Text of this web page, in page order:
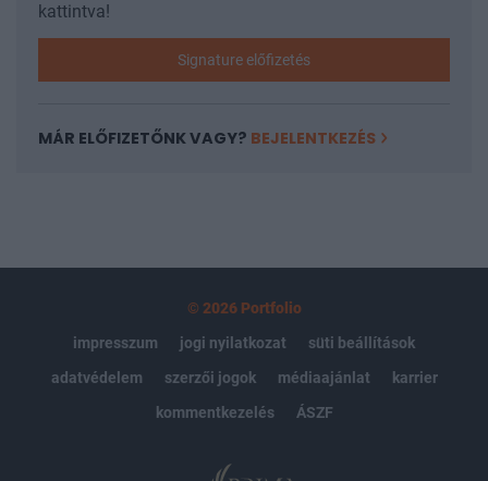
kattintva!
Signature előfizetés
MÁR ELŐFIZETŐNK VAGY? BEJELENTKEZÉS
© 2026 Portfolio
impresszum
jogi nyilatkozat
süti beállítások
adatvédelem
szerzői jogok médiaajánlat
karrier
kommentkezelés
ÁSZF